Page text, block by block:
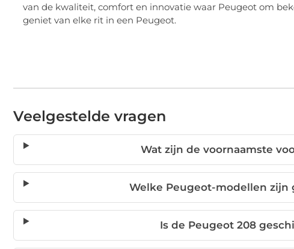
van de kwaliteit, comfort en innovatie waar Peugeot om
geniet van elke rit in een Peugeot.
Veelgestelde vragen
Wat zijn de voornaamste
Welke Peugeot-modellen zijn
Is de Peugeot 208